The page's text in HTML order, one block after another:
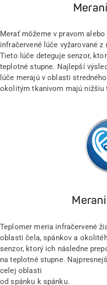
Merať môžeme v pravom
infračervené lúče vyžarované
Tieto lúče deteguje senzor,
teplotné stupne. Najlepší
lúče merajú v oblasti
okolitým tkanivom majú nižšiu
Teplomer meria infračervené
oblasti čela, spánkov a
senzor, ktorý ich následne
na teplotné stupne.
celej oblasti
od spánku k spánku.